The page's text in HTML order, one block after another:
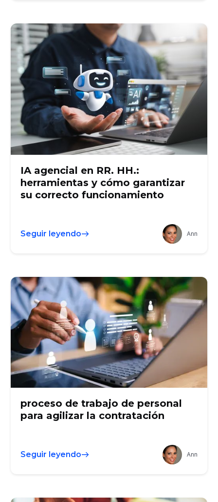
IA agencial en RR. HH.:
herramientas y cómo garantizar
su correcto funcionamiento
Seguir leyendo Ann
proceso de trabajo de personal
para agilizar la contratación
Seguir leyendo Ann